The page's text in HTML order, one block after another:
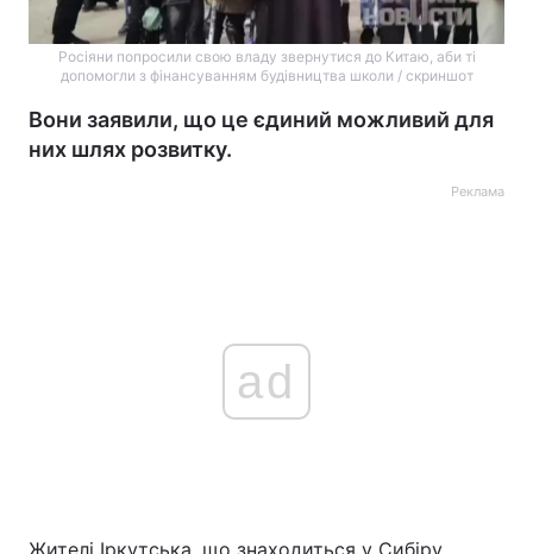
Росіяни попросили свою владу звернутися до Китаю, аби ті
допомогли з фінансуванням будівництва школи / скриншот
Вони заявили, що це єдиний можливий для
них шлях розвитку.
Реклама
ad
Жителі Іркутська, що знаходиться у Сибіру,